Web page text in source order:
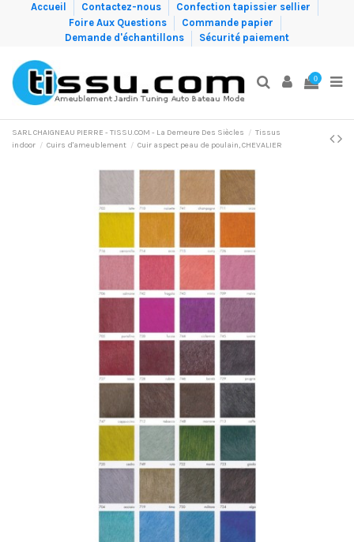
Accueil Contactez-nous
Confection tapissier sellier
Foire Aux Questions
Commande papier
Demande d'échantillons
Sécurité paiement
0
SARL CHAIGNEAU PIERRE - TISSU.COM - La Demeure Des Siècles
Tissus
indoor
Cuirs d'ameublement Cuir aspect peau de poulain, CHEVALIER